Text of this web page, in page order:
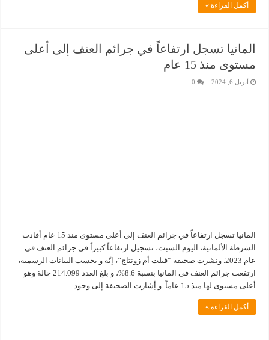
أكمل القراءة »
المانيا تسجل ارتفاعاً في جرائم العنف إلى أعلى
مستوى منذ 15 عام
أبريل 6, 2024 0
المانيا تسجل ارتفاعاً في جرائم العنف إلى أعلى مستوى منذ 15 عام أفادت
الشرطة الألمانية، اليوم السبت، تسجيل ارتفاعاً كبيراً في جرائم العنف في
عام 2023. ونشرت صحيفة “فيلت أم زونتاج”، إنّه و بحسب البيانات الرسمية،
ارتفعت جرائم العنف في المانيا بنسبة 8.6%، و بلغ العدد 214.099 حالة وهو
أعلى مستوى لها منذ 15 عاماً. و أِشارت الصحيفة إلى وجود …
أكمل القراءة »